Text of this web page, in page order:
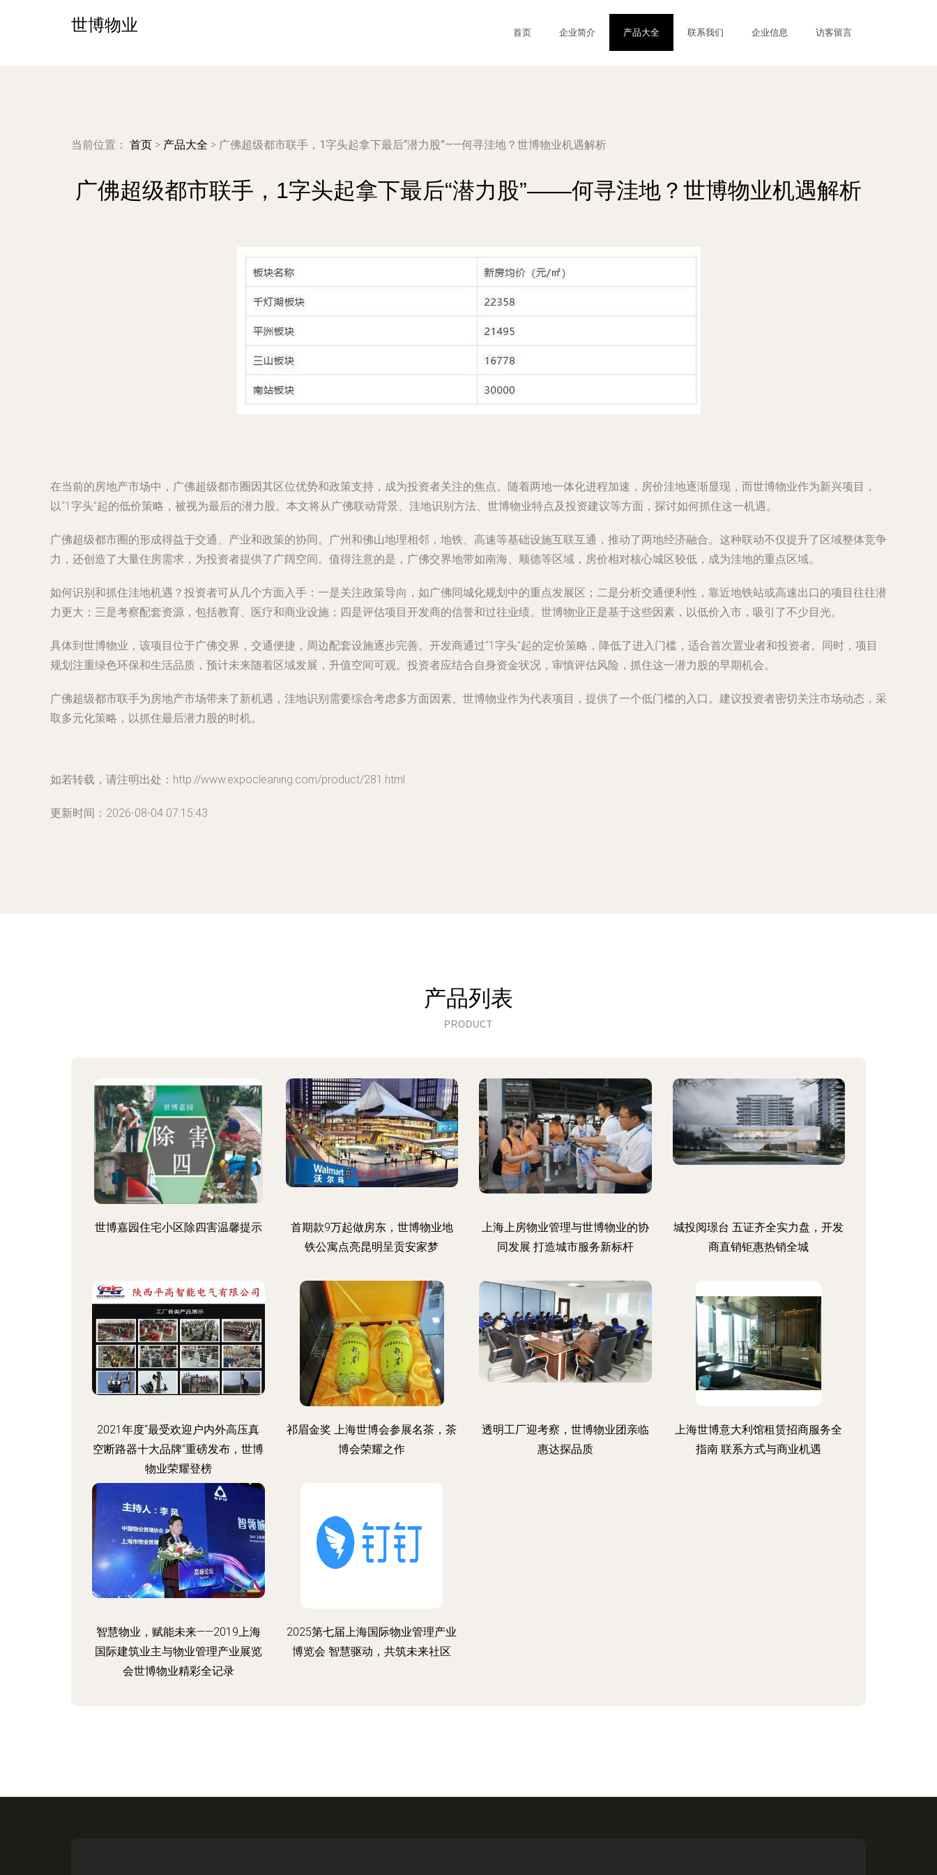
世博物业 首页 企业简介 产品大全 联系我们 企业信息 访客留言
当前位置： 首页 > 产品大全 > 广佛超级都市联手，1字头起拿下最后“潜力股”——何寻洼地？世博物业机遇解析
广佛超级都市联手，1字头起拿下最后“潜力股”——何寻洼地？世博物业机遇解析
在当前的房地产市场中，广佛超级都市圈因其区位优势和政策支持，成为投资者关注的焦点。随着两地一体化进程加速，房价洼地逐渐显现，而世博物业作为新兴项目，
以“1字头”起的低价策略，被视为最后的潜力股。本文将从广佛联动背景、洼地识别方法、世博物业特点及投资建议等方面，探讨如何抓住这一机遇。
广佛超级都市圈的形成得益于交通、产业和政策的协同。广州和佛山地理相邻，地铁、高速等基础设施互联互通，推动了两地经济融合。这种联动不仅提升了区域整体竞争
力，还创造了大量住房需求，为投资者提供了广阔空间。值得注意的是，广佛交界地带如南海、顺德等区域，房价相对核心城区较低，成为洼地的重点区域。
如何识别和抓住洼地机遇？投资者可从几个方面入手：一是关注政策导向，如广佛同城化规划中的重点发展区；二是分析交通便利性，靠近地铁站或高速出口的项目往往潜
力更大；三是考察配套资源，包括教育、医疗和商业设施；四是评估项目开发商的信誉和过往业绩。世博物业正是基于这些因素，以低价入市，吸引了不少目光。
具体到世博物业，该项目位于广佛交界，交通便捷，周边配套设施逐步完善。开发商通过“1字头”起的定价策略，降低了进入门槛，适合首次置业者和投资者。同时，项目
规划注重绿色环保和生活品质，预计未来随着区域发展，升值空间可观。投资者应结合自身资金状况，审慎评估风险，抓住这一潜力股的早期机会。
广佛超级都市联手为房地产市场带来了新机遇，洼地识别需要综合考虑多方面因素。世博物业作为代表项目，提供了一个低门槛的入口。建议投资者密切关注市场动态，采
取多元化策略，以抓住最后潜力股的时机。
如若转载，请注明出处：http://www.expocleaning.com/product/281.html
更新时间：2026-08-04 07:15:43
产品列表
PRODUCT
世博嘉园住宅小区除四害温馨提示
首期款9万起做房东，世博物业地
铁公寓点亮昆明呈贡安家梦
上海上房物业管理与世博物业的协
同发展 打造城市服务新标杆
城投阅璟台 五证齐全实力盘，开发
商直销钜惠热销全城
2021年度“最受欢迎户内外高压真
空断路器十大品牌”重磅发布，世博
物业荣耀登榜
祁眉金奖 上海世博会参展名茶，茶
博会荣耀之作
透明工厂迎考察，世博物业团亲临
惠达探品质
上海世博意大利馆租赁招商服务全
指南 联系方式与商业机遇
智慧物业，赋能未来——2019上海
国际建筑业主与物业管理产业展览
会世博物业精彩全记录
2025第七届上海国际物业管理产业
博览会 智慧驱动，共筑未来社区